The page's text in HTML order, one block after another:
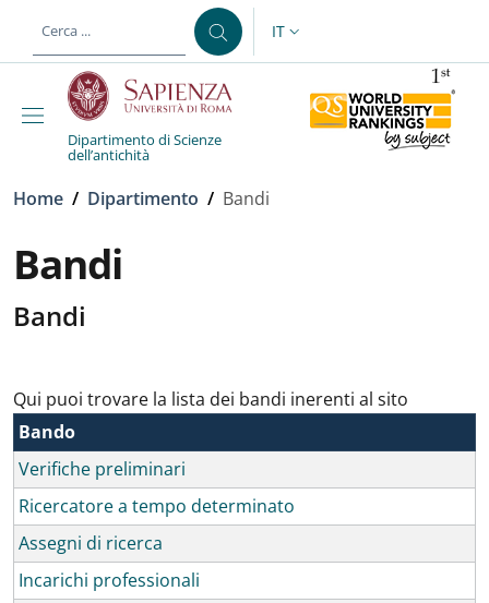
al contenuto principale
SELETTORE LINGUA:
IT
Dipartimento di Scienze
dell’antichità
Briciole di pane
Home / Dipartimento / Bandi
Bandi
Bandi
Qui puoi trovare la lista dei bandi inerenti al sito
Bando
Verifiche preliminari
Ricercatore a tempo determinato
Assegni di ricerca
Incarichi professionali